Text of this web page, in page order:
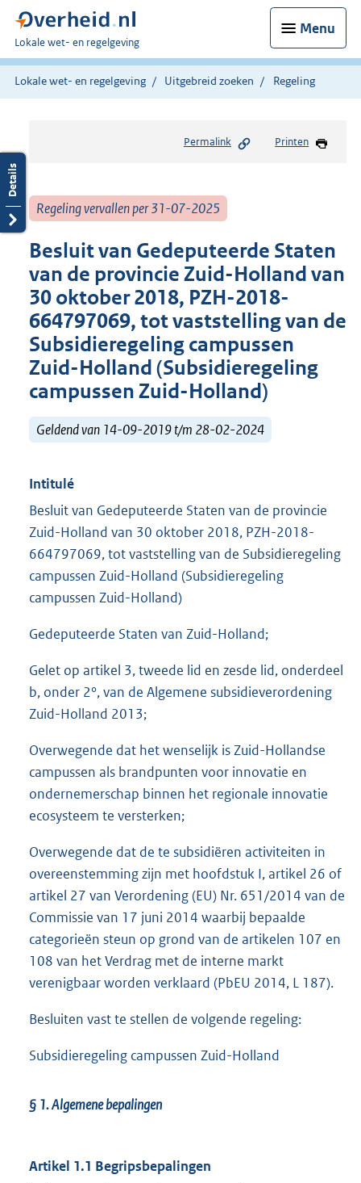
Menu
U
bent
hier:
Lokale wet- en regelgeving
Lokale wet- en regelgeving Uitgebreid zoeken Regeling
Permalink Printen
Regeling vervallen per 31-07-2025
Besluit van Gedeputeerde Staten
van de provincie Zuid-Holland van
30 oktober 2018, PZH-2018-
664797069, tot vaststelling van de
Subsidieregeling campussen
Zuid-Holland (Subsidieregeling
campussen Zuid-Holland)
Geldend van 14-09-2019 t/m 28-02-2024
Intitulé
Besluit van Gedeputeerde Staten van de provincie
Zuid-Holland van 30 oktober 2018, PZH-2018-
664797069, tot vaststelling van de Subsidieregeling
campussen Zuid-Holland (Subsidieregeling
campussen Zuid-Holland)
Gedeputeerde Staten van Zuid-Holland;
Gelet op artikel 3, tweede lid en zesde lid, onderdeel
b, onder 2°, van de Algemene subsidieverordening
Zuid-Holland 2013;
Overwegende dat het wenselijk is Zuid-Hollandse
campussen als brandpunten voor innovatie en
ondernemerschap binnen het regionale innovatie
ecosysteem te versterken;
Overwegende dat de te subsidiëren activiteiten in
overeenstemming zijn met hoofdstuk I, artikel 26 of
artikel 27 van Verordening (EU) Nr. 651/2014 van de
Commissie van 17 juni 2014 waarbij bepaalde
categorieën steun op grond van de artikelen 107 en
108 van het Verdrag met de interne markt
verenigbaar worden verklaard (PbEU 2014, L 187).
Besluiten vast te stellen de volgende regeling:
Subsidieregeling campussen Zuid-Holland
§ 1.Algemene bepalingen
Artikel 1.1 Begripsbepalingen